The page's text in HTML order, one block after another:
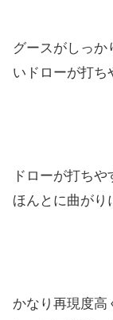
グースがしっか
いドローが打ち
ドローが打ち
ほんとに曲がり
かなり再現度高